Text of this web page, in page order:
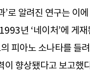
’로 알려진 연구는 이
년 ‘네이처’에 게재
피아노 소나타를 들
이 향상됐다고 보고했